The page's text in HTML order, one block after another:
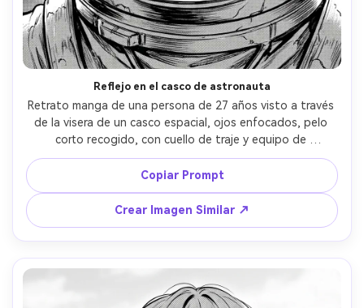
Reflejo en el casco de astronauta
Retrato manga de una persona de 27 años visto a través
de la visera de un casco espacial, ojos enfocados, pelo
corto recogido, con cuello de traje y equipo de
comunicación, fondo de estrellas con reflejo de planeta
en visera, luz de contorno fuerte y reflejos brillantes,
líneas precisas, sombreado de semitonos controlado,
encuadre cerrado, mood de asombro, alto detalle, sin
texto --ar 4:5
Copiar Prompt
Crear Imagen Similar ↗